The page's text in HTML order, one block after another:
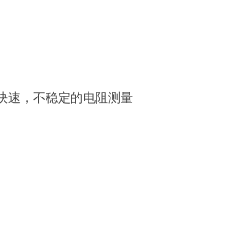
速，不稳定的电阻测量